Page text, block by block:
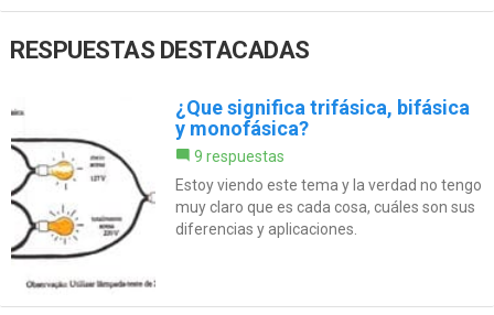
RESPUESTAS DESTACADAS
¿Que significa trifásica, bifásica
y monofásica?
9 respuestas
Estoy viendo este tema y la verdad no tengo
muy claro que es cada cosa, cuáles son sus
diferencias y aplicaciones.